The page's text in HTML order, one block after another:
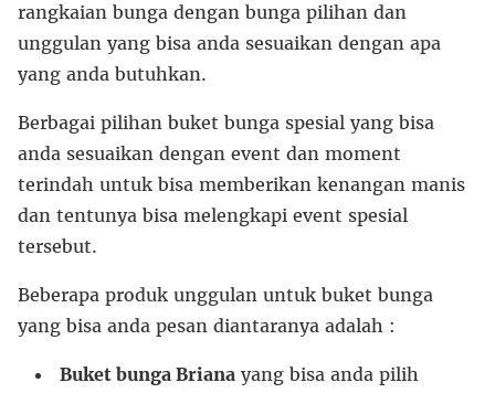
rangkaian bunga dengan bunga pilihan dan
unggulan yang bisa anda sesuaikan dengan apa
yang anda butuhkan.
Berbagai pilihan buket bunga spesial yang bisa
anda sesuaikan dengan event dan moment
terindah untuk bisa memberikan kenangan manis
dan tentunya bisa melengkapi event spesial
tersebut.
Beberapa produk unggulan untuk buket bunga
yang bisa anda pesan diantaranya adalah :
Buket bunga Briana yang bisa anda pilih